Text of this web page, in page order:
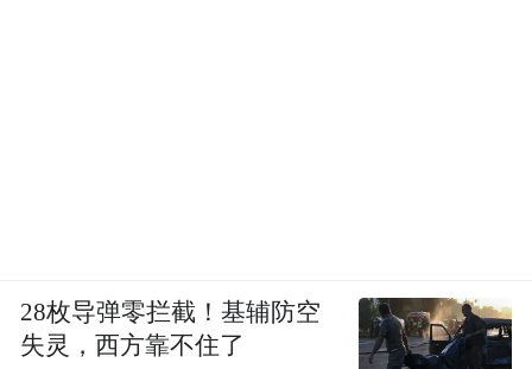
28枚导弹零拦截！基辅防空
失灵，西方靠不住了